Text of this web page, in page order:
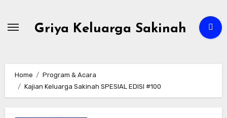
Griya Keluarga Sakinah
Home
Program & Acara
Kajian Keluarga Sakinah SPESIAL EDISI #100